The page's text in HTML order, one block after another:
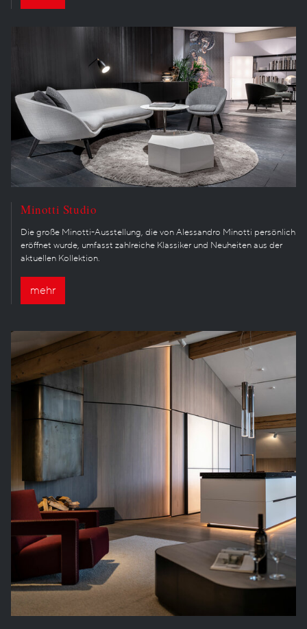
Minotti Studio
Die große Minotti-Ausstellung, die von Alessandro Minotti persönlich
eröffnet wurde, umfasst zahlreiche Klassiker und Neuheiten aus der
aktuellen Kollektion.
mehr